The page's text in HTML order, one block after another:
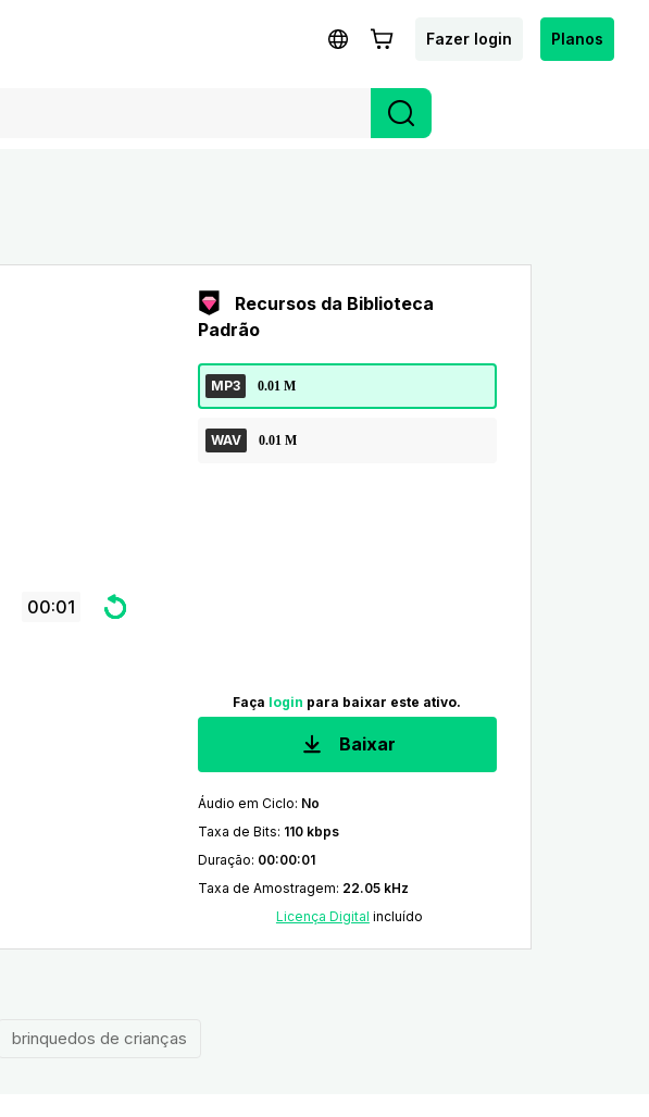
Fazer login Planos
00:01
Recursos da Biblioteca
Padrão
MP3 0.01 M
WAV 0.01 M
Faça login para baixar este ativo.
Baixar
Áudio em Ciclo: No
Taxa de Bits: 110 kbps
Duração: 00:00:01
Taxa de Amostragem: 22.05 kHz
Licença Digital incluído
brinquedos de crianças